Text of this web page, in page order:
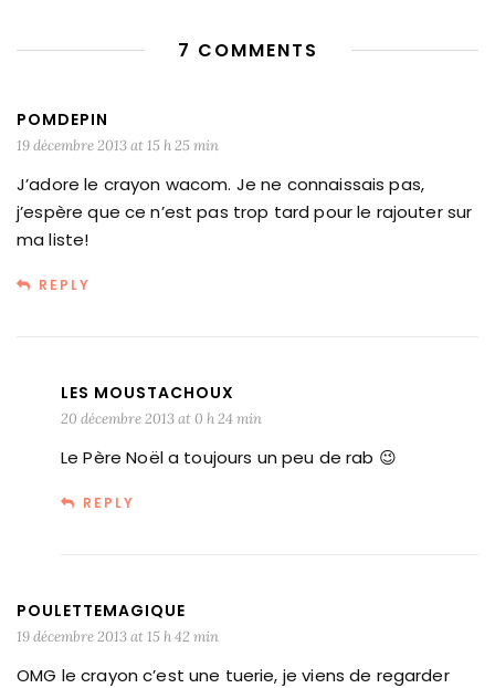
7 COMMENTS
POMDEPIN
19 décembre 2013 at 15 h 25 min
J’adore le crayon wacom. Je ne connaissais pas,
j’espère que ce n’est pas trop tard pour le rajouter sur
ma liste!
REPLY
LES MOUSTACHOUX
20 décembre 2013 at 0 h 24 min
Le Père Noël a toujours un peu de rab 😉
REPLY
POULETTEMAGIQUE
19 décembre 2013 at 15 h 42 min
OMG le crayon c’est une tuerie, je viens de regarder